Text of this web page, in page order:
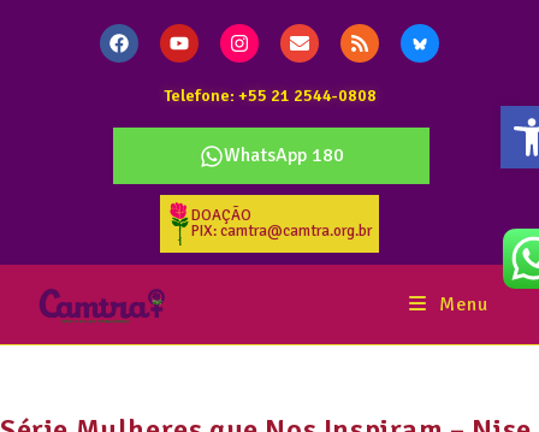
Telefone: +55 21 2544-0808
WhatsApp 180
DOAÇÃO
PIX: camtra@camtra.org.br
Menu